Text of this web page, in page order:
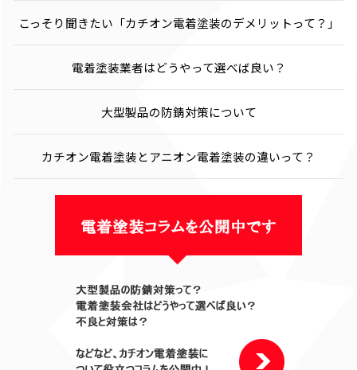
こっそり聞きたい「カチオン電着塗装のデメリットって？」
電着塗装業者はどうやって選べば良い？
大型製品の防錆対策について
カチオン電着塗装とアニオン電着塗装の違いって？